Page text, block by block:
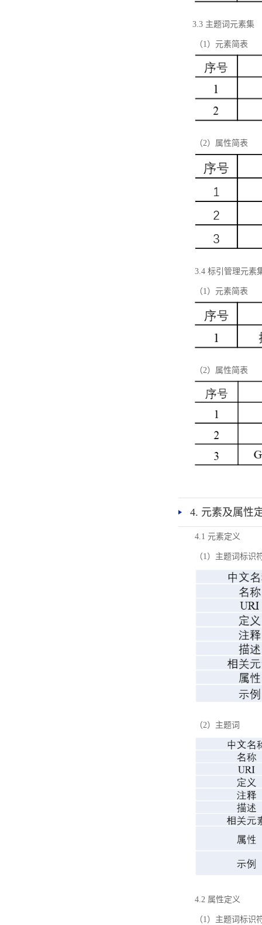
3.3 主题词元素集
（1）元素简表
（2）属性简表
3.4 标引管理元素
（1）元素简表
（2）属性简表
4. 元素及属性
4.1 元素定义
（1）主题词标识
（2）主题词
4.2 属性定义
（1）主题词标识